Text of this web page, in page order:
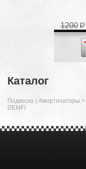
1200
Каталог
Подвеска | Амортизаторы >
DEMFI